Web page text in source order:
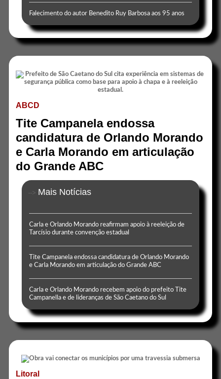
Falecimento do autor Benedito Ruy Barbosa aos 95 anos
ABCD
Tite Campanela endossa
candidatura de Orlando Morando
e Carla Morando em articulação
do Grande ABC
--> Mais Notícias
Carla e Orlando Morando reafirmam apoio à reeleição de
Tarcísio durante convenção estadual
Tite Campanela endossa candidatura de Orlando Morando
e Carla Morando em articulação do Grande ABC
Carla e Orlando Morando recebem apoio do prefeito Tite
Campanella e de lideranças de São Caetano do Sul
Litoral